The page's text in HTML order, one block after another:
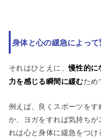
身体と心の緩急によっ
それはひとえに、慢性的に
力を感じる瞬間に緩むため
例えば、良くスポーツを
か、ヨガをすれば気持ち
れは心と身体に緩急をつけ